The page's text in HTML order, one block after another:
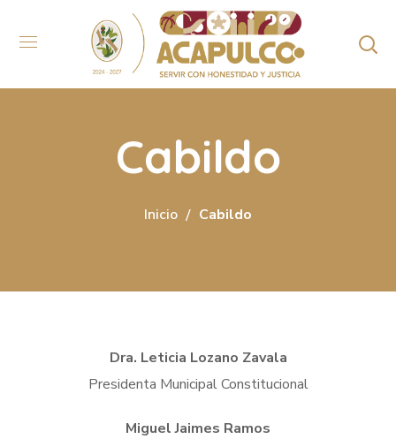
Cabildo
Inicio Cabildo
Dra. Leticia Lozano Zavala
Presidenta Municipal Constitucional
Miguel Jaimes Ramos